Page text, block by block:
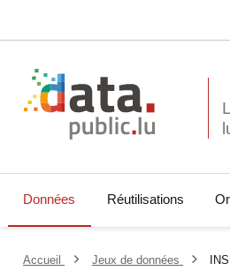
Données Réutilisations
Accueil Jeux de données